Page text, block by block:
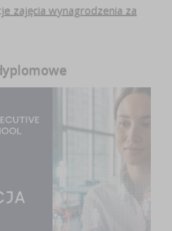
zajęcia wynagrodzenia za